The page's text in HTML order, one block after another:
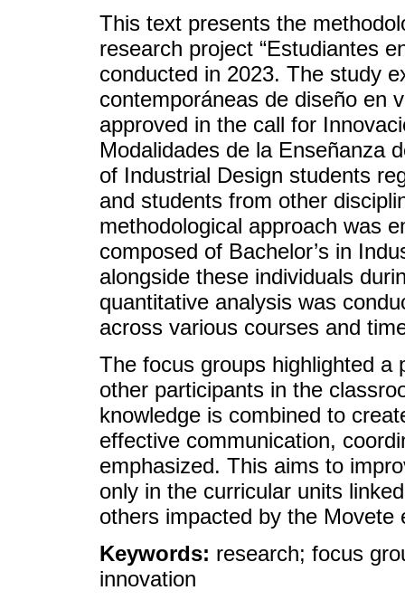
This text presents the
research project “Estudiantes
conducted in 2023. The study
contemporáneas de diseño en
approved in the call for
Modalidades de la Enseñanza
of Industrial Design students
and students from other
methodological approach was
composed of Bachelor’s in
alongside these individuals
quantitative analysis was
across various courses and
The focus groups highlighted a
other participants in the
knowledge is combined to
effective communication,
emphasized. This aims to
only in the curricular units
others impacted by the Movete
Keywords: research; focus
innovation